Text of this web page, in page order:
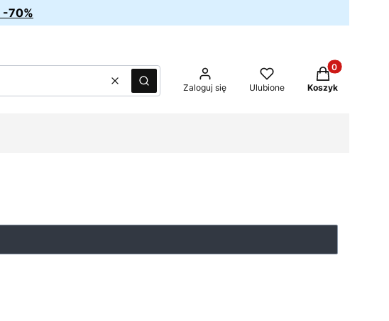
-70%
WyczyśćSzukaj Zaloguj się Ulubione
Produkty w
Koszyk